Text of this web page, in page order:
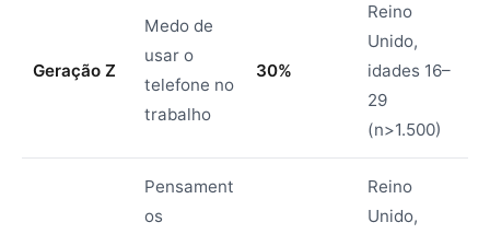
Geração Z
Medo de
usar o
telefone no
trabalho
30%
Reino
Unido,
idades 16–
29
(n>1.500)
Pensament
os
Reino
Unido,